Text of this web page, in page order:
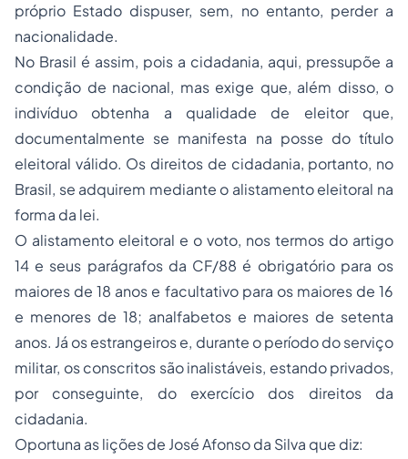
próprio Estado dispuser, sem, no entanto, perder a
nacionalidade.
No Brasil é assim, pois a cidadania, aqui, pressupõe a
condição de nacional, mas exige que, além disso, o
indivíduo obtenha a qualidade de eleitor que,
documentalmente se manifesta na posse do título
eleitoral válido. Os direitos de cidadania, portanto, no
Brasil, se adquirem mediante o alistamento eleitoral na
forma da lei.
O alistamento eleitoral e o voto, nos termos do artigo
14 e seus parágrafos da CF/88 é obrigatório para os
maiores de 18 anos e facultativo para os maiores de 16
e menores de 18; analfabetos e maiores de setenta
anos. Já os estrangeiros e, durante o período do serviço
militar, os conscritos são inalistáveis, estando privados,
por conseguinte, do exercício dos direitos da
cidadania.
Oportuna as lições de José Afonso da Silva que diz: